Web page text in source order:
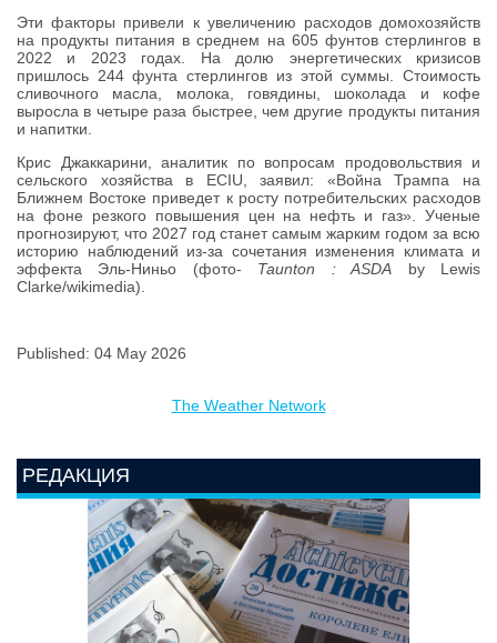
Эти факторы привели к увеличению расходов домохозяйств
на продукты питания в среднем на 605 фунтов стерлингов в
2022 и 2023 годах. На долю энергетических кризисов
пришлось 244 фунта стерлингов из этой суммы. Стоимость
сливочного масла, молока, говядины, шоколада и кофе
выросла в четыре раза быстрее, чем другие продукты питания
и напитки.
Крис Джаккарини, аналитик по вопросам продовольствия и
сельского хозяйства в ECIU, заявил: «Война Трампа на
Ближнем Востоке приведет к росту потребительских расходов
на фоне резкого повышения цен на нефть и газ». Ученые
прогнозируют, что 2027 год станет самым жарким годом за всю
историю наблюдений из-за сочетания изменения климата и
эффекта Эль-Ниньо (фото- Taunton : ASDA by Lewis
Clarke/wikimedia).
Published: 04 May 2026
The Weather Network
РЕДАКЦИЯ